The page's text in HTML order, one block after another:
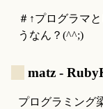
＃↑プログラマ
うなん？(^^;)
matz -
プログラミング